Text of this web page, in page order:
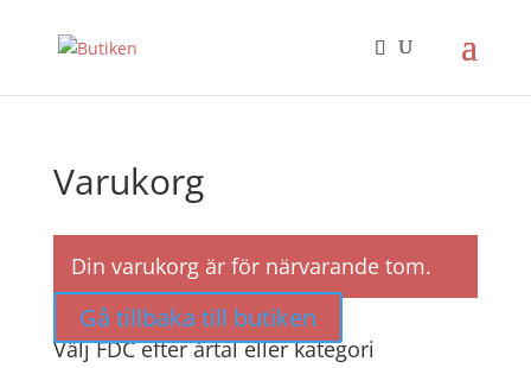
Varukorg
Din varukorg är för närvarande tom.
Gå tillbaka till butiken
Välj FDC efter årtal eller kategori